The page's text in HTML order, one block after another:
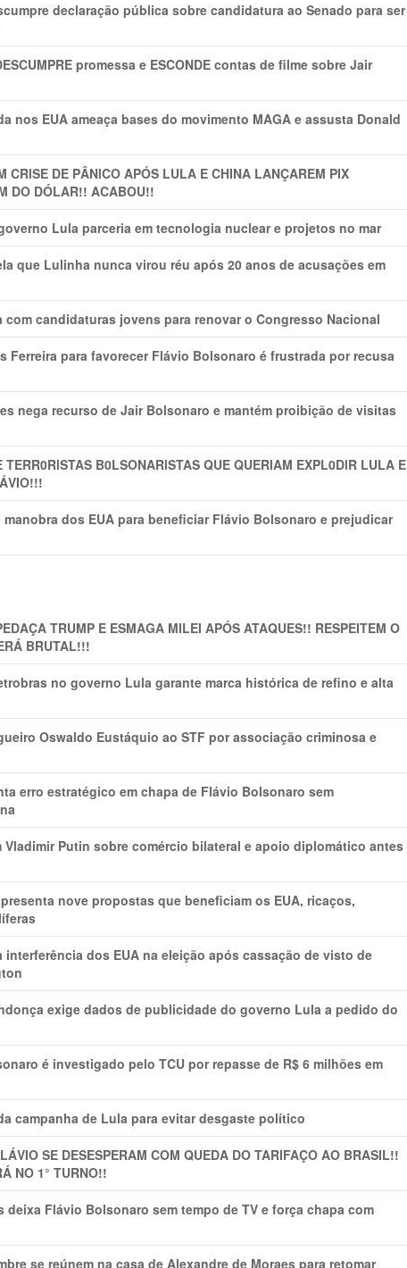
declaração pública sobre candidatura ao Senado para ser
promessa e ESCONDE contas de filme sobre Jair
nos EUA ameaça bases do movimento MAGA e assusta Donald
CRlSE DE PÂNlCO APÓS LULA E CHINA LANÇAREM PIX
DO DÓLAR!! ACABOU!!
Lula parceria em tecnologia nuclear e projetos no mar
que Lulinha nunca virou réu após 20 anos de acusações em
com candidaturas jovens para renovar o Congresso Nacional
Ferreira para favorecer Flávio Bolsonaro é frustrada por recusa
nega recurso de Jair Bolsonaro e mantém proibição de visitas
TERR0RlSTAS B0LSONARlSTAS QUE QUERIAM EXPL0DlR LULA E
dos EUA para beneficiar Flávio Bolsonaro e prejudicar
TRUMP E ESMAGA MILEI APÓS ATAQUES!! RESPEITEM O
BRUTAL!!!
no governo Lula garante marca histórica de refino e alta
Oswaldo Eustáquio ao STF por associação criminosa e
erro estratégico em chapa de Flávio Bolsonaro sem
Vladimir Putin sobre comércio bilateral e apoio diplomático antes
nove propostas que beneficiam os EUA, ricaços,
interferência dos EUA na eleição após cassação de visto de
exige dados de publicidade do governo Lula a pedido do
é investigado pelo TCU por repasse de R$ 6 milhões em
campanha de Lula para evitar desgaste político
SE DESESPERAM COM QUEDA DO TARIFAÇO AO BRASIL!!
NO 1° TURNO!!
deixa Flávio Bolsonaro sem tempo de TV e força chapa com
se reúnem na casa de Alexandre de Moraes para retomar